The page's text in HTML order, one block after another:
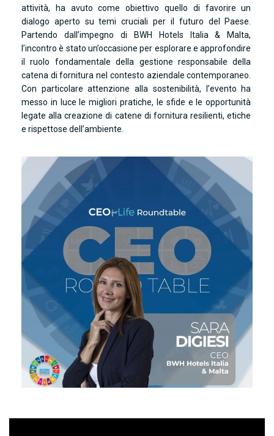
attività, ha avuto come obiettivo quello di favorire un
dialogo aperto su temi cruciali per il futuro del Paese.
Partendo dall’impegno di BWH Hotels Italia & Malta,
l’incontro è stato un’occasione per esplorare e approfondire
il ruolo fondamentale della gestione responsabile della
catena di fornitura nel contesto aziendale contemporaneo.
Con particolare attenzione alla sostenibilità, l’evento ha
messo in luce le migliori pratiche, le sfide e le opportunità
legate alla creazione di catene di fornitura resilienti, etiche
e rispettose dell’ambiente.